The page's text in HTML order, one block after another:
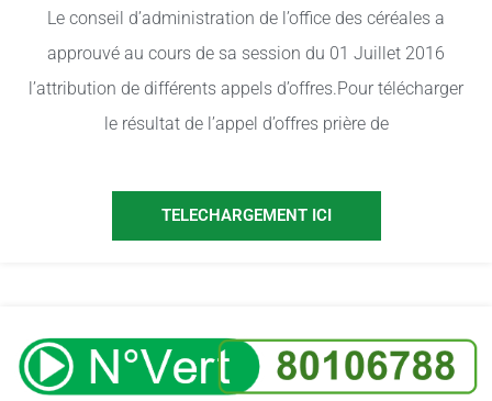
Le conseil d’administration de l’office des céréales a
approuvé au cours de sa session du 01 Juillet 2016
l’attribution de différents appels d’offres.Pour télécharger
le résultat de l’appel d’offres prière de
TELECHARGEMENT ICI